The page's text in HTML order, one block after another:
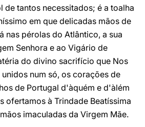
de tantos necessitados; é a toalha
em que delicadas mãos de
nas pérolas do Atlântico, a sua
Senhora e ao Vigário de
do divino sacrifício que Nos
num só, os corações de
de Portugal d'àquém e d'àlém
ofertamos à Trindade Beatíssima
imaculadas da Virgem Mãe.